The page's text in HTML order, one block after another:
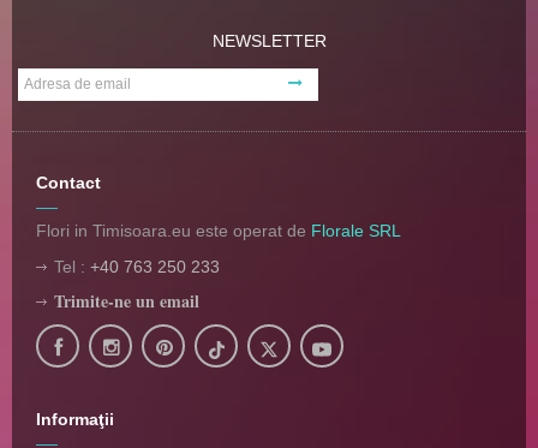
NEWSLETTER
Contact
Flori in Timisoara.eu este operat de Florale SRL
Tel : +40 763 250 233
Trimite-ne un email
Informaţii